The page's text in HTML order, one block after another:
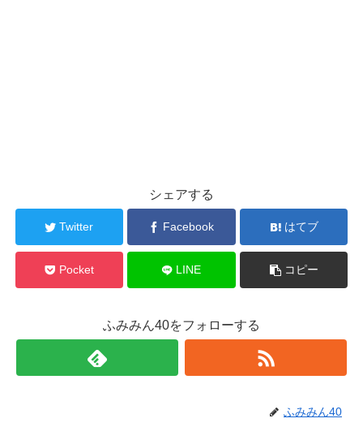
シェアする
Twitter Facebook はてブ
Pocket LINE コピー
ふみみん40をフォローする
ふみみん40